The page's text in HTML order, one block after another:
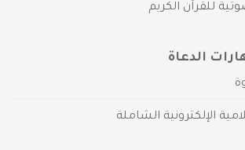
للقرآن الكريم
الدعاة
الإلكترونية الشاملة